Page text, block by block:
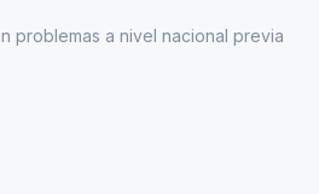
problemas a nivel nacional previa